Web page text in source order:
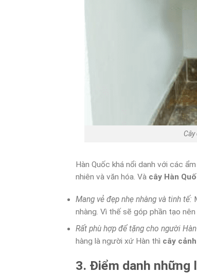
Hàn Quốc khá nổi danh với các
nhiên và văn hóa. Và cây Hàn
Mang vẻ đẹp nhẹ nhàng và tinh tế:
nhàng. Vì thế sẽ góp phần tạo
Rất phù hợp để tặng cho người
hàng là người xứ Hàn thì cây
3. Điểm danh những